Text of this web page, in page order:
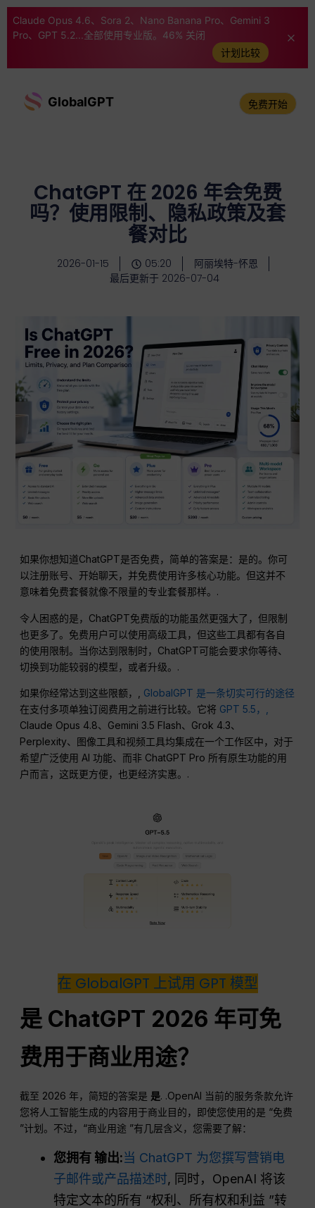
Claude Opus 4.6、Sora 2、Nano Banana Pro、Gemini 3
Pro、GPT 5.2...全部使用专业版。46% 关闭
计划比较
GlobalGPT 免费开始
ChatGPT 在 2026 年会免费
吗？使用限制、隐私政策及套
餐对比
2026-01-15 05:20
阿丽埃特-怀恩
最后更新于 2026-07-04
如果你想知道ChatGPT是否免费，简单的答案是：是的。你可
以注册账号、开始聊天，并免费使用许多核心功能。但这并不
意味着免费套餐就像不限量的专业套餐那样。.
令人困惑的是，ChatGPT免费版的功能虽然更强大了，但限制
也更多了。免费用户可以使用高级工具，但这些工具都有各自
的使用限制。当你达到限制时，ChatGPT可能会要求你等待、
切换到功能较弱的模型，或者升级。.
如果你经常达到这些限额，, GlobalGPT 是一条切实可行的途径
在支付多项单独订阅费用之前进行比较。它将 GPT 5.5，,
Claude Opus 4.8、Gemini 3.5 Flash、Grok 4.3、
Perplexity、图像工具和视频工具均集成在一个工作区中，对于
希望广泛使用 AI 功能、而非 ChatGPT Pro 所有原生功能的用
户而言，这既更方便，也更经济实惠。.
在 GlobalGPT 上试用 GPT 模型
是 ChatGPT 2026 年可免
费用于商业用途？
截至 2026 年，简短的答案是 是. .OpenAI 当前的服务条款允许
您将人工智能生成的内容用于商业目的，即使您使用的是 “免费
”计划。不过，“商业用途 ”有几层含义，您需要了解：
您拥有 输出:当 ChatGPT 为您撰写营销电
子邮件或产品描述时, 同时，OpenAI 将该
特定文本的所有 “权利、所有权和利益 ”转